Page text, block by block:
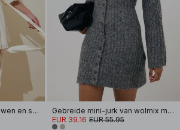
Mini-jurk met korte mouwen en strikceintuur
Gebreide mini-jurk van wolmix met cardigan
EUR 39.16 EUR 55.95